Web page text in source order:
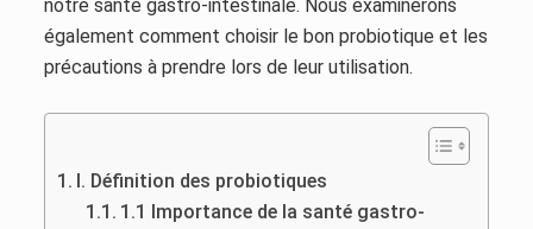
notre santé gastro-intestinale. Nous examinerons
également comment choisir le bon probiotique et les
précautions à prendre lors de leur utilisation.
I. Définition des probiotiques
1.1 Importance de la santé gastro-